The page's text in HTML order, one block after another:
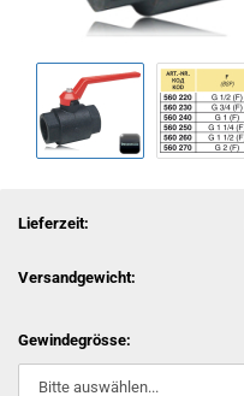
Lieferzeit:
Versandgewicht:
Gewindegrösse: